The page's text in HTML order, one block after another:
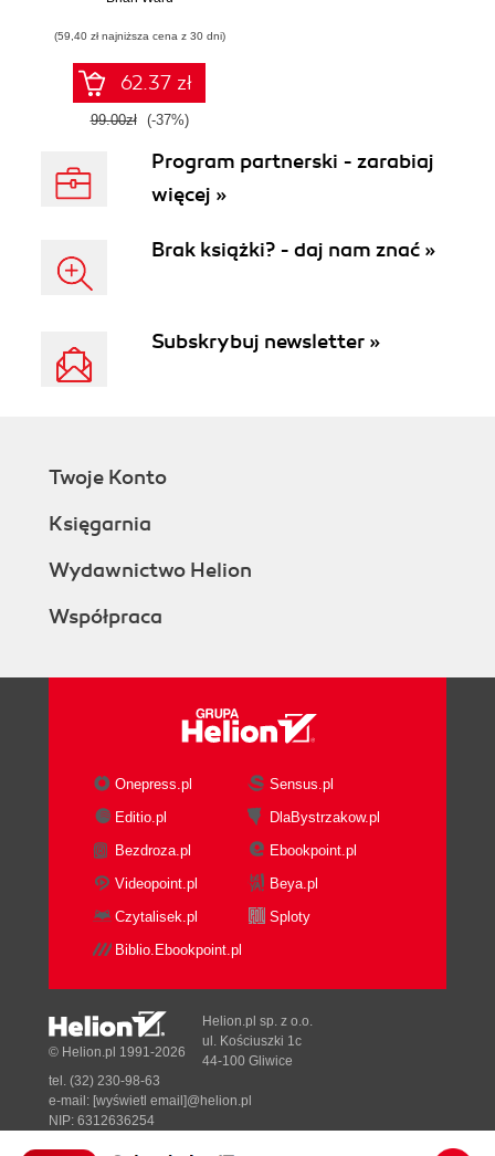
(59,40 zł najniższa cena z 30 dni)
62.37 zł
99.00zł (-37%)
Program partnerski - zarabiaj
więcej »
Brak książki? - daj nam znać »
Subskrybuj newsletter »
Twoje Konto
Księgarnia
Wydawnictwo Helion
Współpraca
Onepress.pl
Sensus.pl
Editio.pl
DlaBystrzakow.pl
Bezdroza.pl
Ebookpoint.pl
Videopoint.pl
Beya.pl
Czytalisek.pl
Sploty
Biblio.Ebookpoint.pl
© Helion.pl 1991-2026
Helion.pl sp. z o.o.
ul. Kościuszki 1c
44-100 Gliwice
tel. (32) 230-98-63
e-mail: [wyświetl email]@helion.pl
NIP: 6312636254